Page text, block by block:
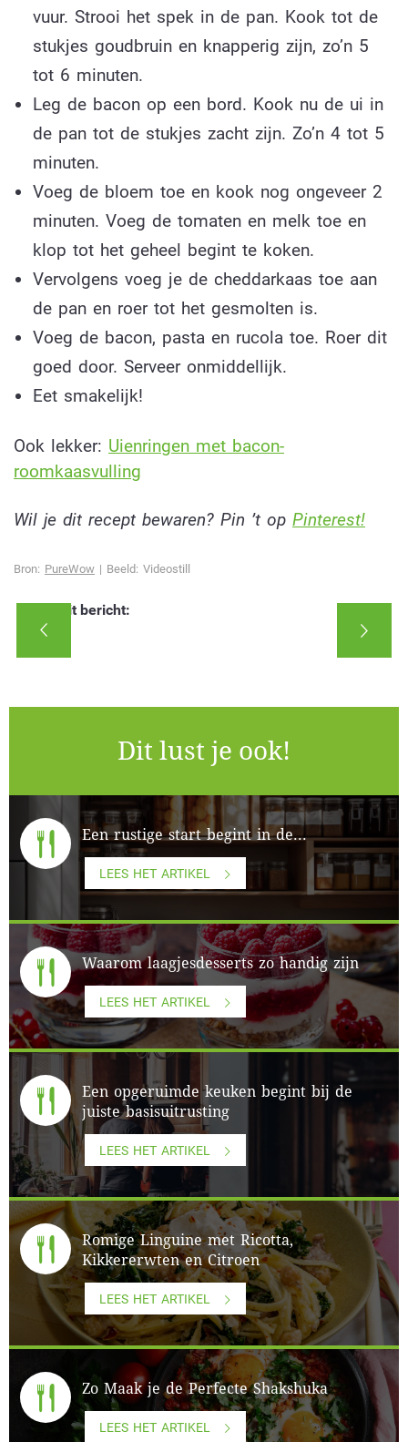
vuur. Strooi het spek in de pan. Kook tot de
stukjes goudbruin en knapperig zijn, zo’n 5
tot 6 minuten.
Leg de bacon op een bord. Kook nu de ui in
de pan tot de stukjes zacht zijn. Zo’n 4 tot 5
minuten.
Voeg de bloem toe en kook nog ongeveer 2
minuten. Voeg de tomaten en melk toe en
klop tot het geheel begint te koken.
Vervolgens voeg je de cheddarkaas toe aan
de pan en roer tot het gesmolten is.
Voeg de bacon, pasta en rucola toe. Roer dit
goed door. Serveer onmiddellijk.
Eet smakelijk!
Ook lekker: Uienringen met bacon-
roomkaasvulling
Wil je dit recept bewaren? Pin ’t op Pinterest!
Bron: PureWow | Beeld: Videostill
Deel dit bericht:
Dit lust je ook!
Een rustige start begint in de...
LEES HET ARTIKEL
Waarom laagjesdesserts zo handig zijn
LEES HET ARTIKEL
Een opgeruimde keuken begint bij de
juiste basisuitrusting
LEES HET ARTIKEL
Romige Linguine met Ricotta,
Kikkererwten en Citroen
LEES HET ARTIKEL
Zo Maak je de Perfecte Shakshuka
LEES HET ARTIKEL